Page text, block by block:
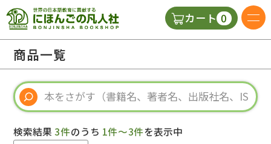
カート 0
視聴覚・補助教材
商品一覧
検索結果3件のうち 1件～3件を表示中